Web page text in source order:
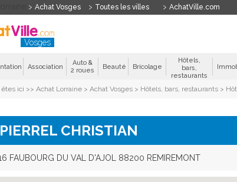
Achat Vosges Toutes les villes AchatVille.com
Vosges
Association
Auto &
2 roues
Beauté Bricolage
Hôtels,
bars,
restaurants
ici >> Achat Lorraine > Achat Vosges > Hôtels, bars, restaurants >
CHRISTIAN
FAUBOURG DU VAL D'AJOL 88200 REMIREMONT